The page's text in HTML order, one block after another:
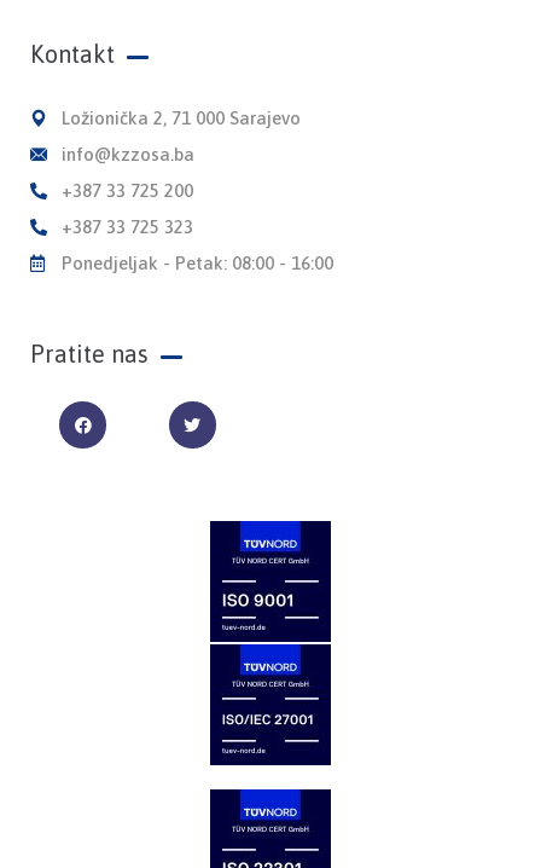
Kontakt
Ložionička 2, 71 000 Sarajevo
info@kzzosa.ba
+387 33 725 200
+387 33 725 323
Ponedjeljak - Petak: 08:00 - 16:00
Pratite nas